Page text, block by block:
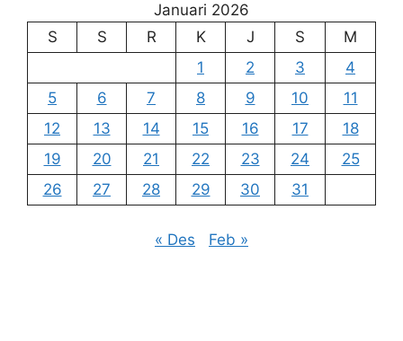
Januari 2026
S
S R K J S
M
1
2 3
4
5
6 7 8 9 10
11
12
13 14 15 16 17
18
19
20 21 22 23 24
25
26
27 28 29 30 31
« Des Feb »